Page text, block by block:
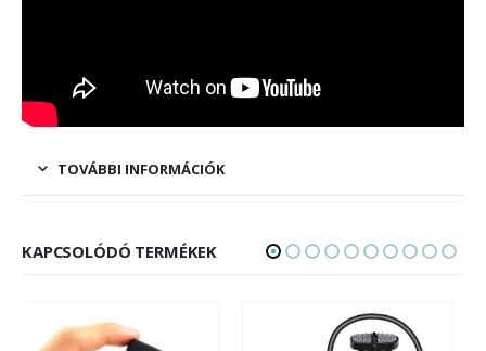
TOVÁBBI INFORMÁCIÓK
KAPCSOLÓDÓ TERMÉKEK